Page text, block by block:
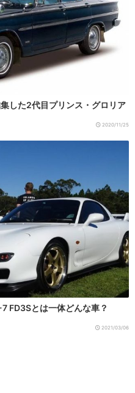
した2代目プリンス・グロリア
2020/11/25
FD3Sとは一体どんな車？
2021/03/06